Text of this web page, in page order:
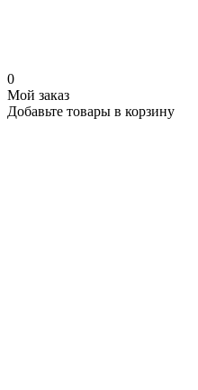
0
Мой заказ
Добавьте товары в корзину